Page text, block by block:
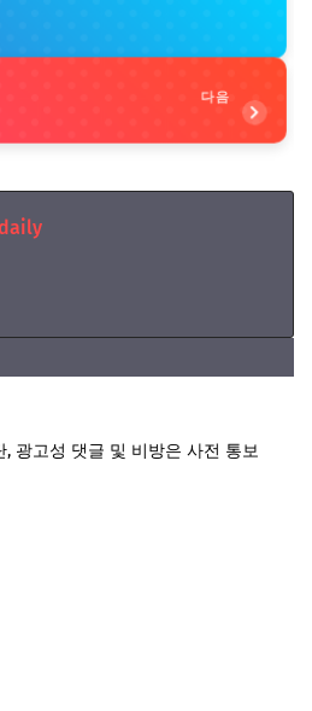
다음
광고성 댓글 및 비방은 사전 통보